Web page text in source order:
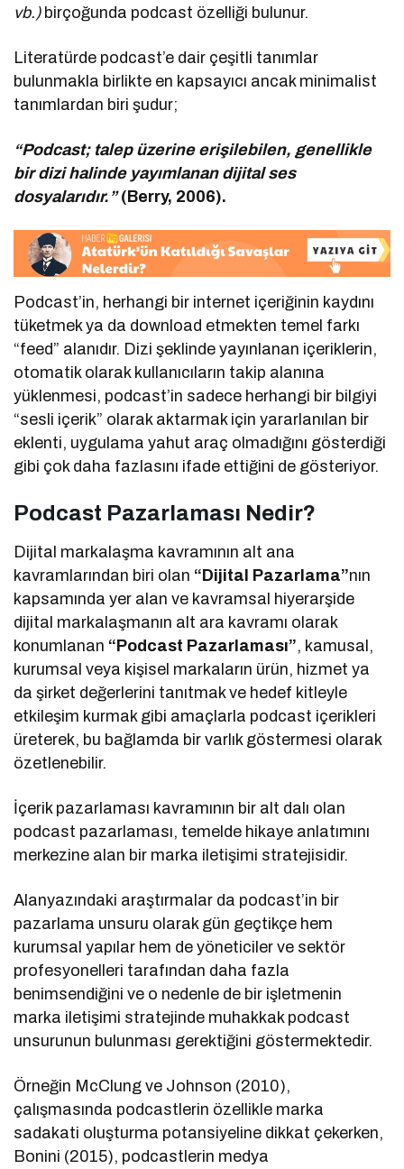
vb.)birçoğunda podcast özelliği bulunur.
Literatürde podcast’e dair çeşitli tanımlar
bulunmakla birlikte en kapsayıcı ancak minimalist
tanımlardan biri şudur;
“Podcast; talep üzerine erişilebilen, genellikle
bir dizi halinde yayımlanan dijital ses
dosyalarıdır.”(Berry, 2006).
Podcast’in, herhangi bir internet içeriğinin kaydını
tüketmek ya da download etmekten temel farkı
“feed” alanıdır. Dizi şeklinde yayınlanan içeriklerin,
otomatik olarak kullanıcıların takip alanına
yüklenmesi, podcast’in sadece herhangi bir bilgiyi
“sesli içerik” olarak aktarmak için yararlanılan bir
eklenti, uygulama yahut araç olmadığını gösterdiği
gibi çok daha fazlasını ifade ettiğini de gösteriyor.
Podcast Pazarlaması Nedir?
Dijital markalaşma kavramının alt ana
kavramlarından biri olan “Dijital Pazarlama”nın
kapsamında yer alan ve kavramsal hiyerarşide
dijital markalaşmanın alt ara kavramı olarak
konumlanan “Podcast Pazarlaması”, kamusal,
kurumsal veya kişisel markaların ürün, hizmet ya
da şirket değerlerini tanıtmak ve hedef kitleyle
etkileşim kurmak gibi amaçlarla podcast içerikleri
üreterek, bu bağlamda bir varlık göstermesi olarak
özetlenebilir.
İçerik pazarlaması kavramının bir alt dalı olan
podcast pazarlaması, temelde hikaye anlatımını
merkezine alan bir marka iletişimi stratejisidir.
Alanyazındaki araştırmalar da podcast’in bir
pazarlama unsuru olarak gün geçtikçe hem
kurumsal yapılar hem de yöneticiler ve sektör
profesyonelleri tarafından daha fazla
benimsendiğini ve o nedenle de bir işletmenin
marka iletişimi stratejinde muhakkak podcast
unsurunun bulunması gerektiğini göstermektedir.
Örneğin McClung ve Johnson (2010),
çalışmasında podcastlerin özellikle marka
sadakati oluşturma potansiyeline dikkat çekerken,
Bonini (2015), podcastlerin medya